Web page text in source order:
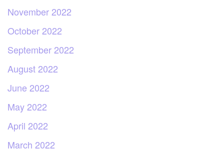
November 2022
October 2022
September 2022
August 2022
June 2022
May 2022
April 2022
March 2022